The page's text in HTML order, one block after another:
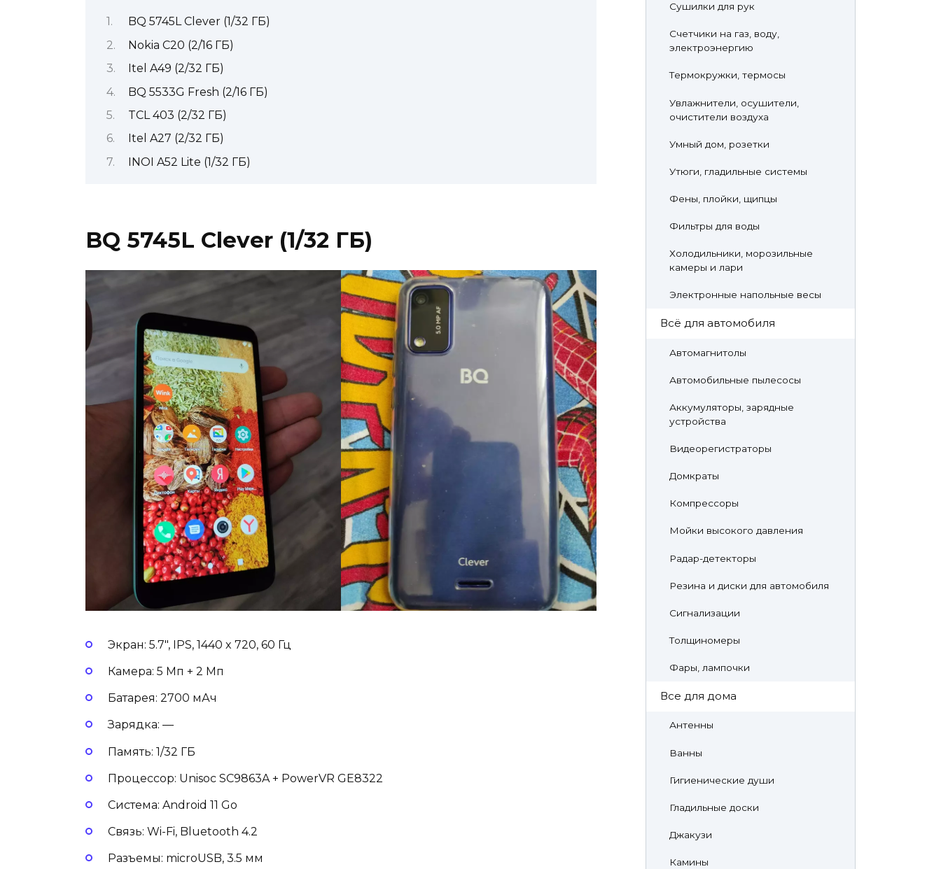
BQ 5745L Clever (1/32 ГБ)
Nokia C20 (2/16 ГБ)
Itel A49 (2/32 ГБ)
BQ 5533G Fresh (2/16 ГБ)
TCL 403 (2/32 ГБ)
Itel A27 (2/32 ГБ)
INOI A52 Lite (1/32 ГБ)
BQ 5745L Clever (1/32 ГБ)
Экран: 5.7″, IPS, 1440 x 720, 60 Гц
Камера: 5 Мп + 2 Мп
Батарея: 2700 мАч
Зарядка: —
Память: 1/32 ГБ
Процессор: Unisoc SC9863A + PowerVR GE8322
Система: Android 11 Go
Связь: Wi-Fi, Bluetooth 4.2
Разъемы: microUSB, 3.5 мм
Сушилки для рук
Счетчики на газ, воду,
электроэнергию
Термокружки, термосы
Увлажнители, осушители,
очистители воздуха
Умный дом, розетки
Утюги, гладильные системы
Фены, плойки, щипцы
Фильтры для воды
Холодильники, морозильные
камеры и лари
Электронные напольные весы
Всё для автомобиля
Автомагнитолы
Автомобильные пылесосы
Аккумуляторы, зарядные
устройства
Видеорегистраторы
Домкраты
Компрессоры
Мойки высокого давления
Радар-детекторы
Резина и диски для автомобиля
Сигнализации
Толщиномеры
Фары, лампочки
Все для дома
Антенны
Ванны
Гигиенические души
Гладильные доски
Джакузи
Камины